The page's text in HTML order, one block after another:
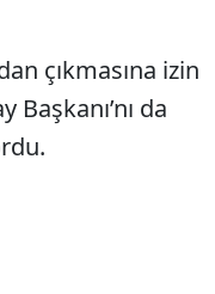
çıkmasına izin
da